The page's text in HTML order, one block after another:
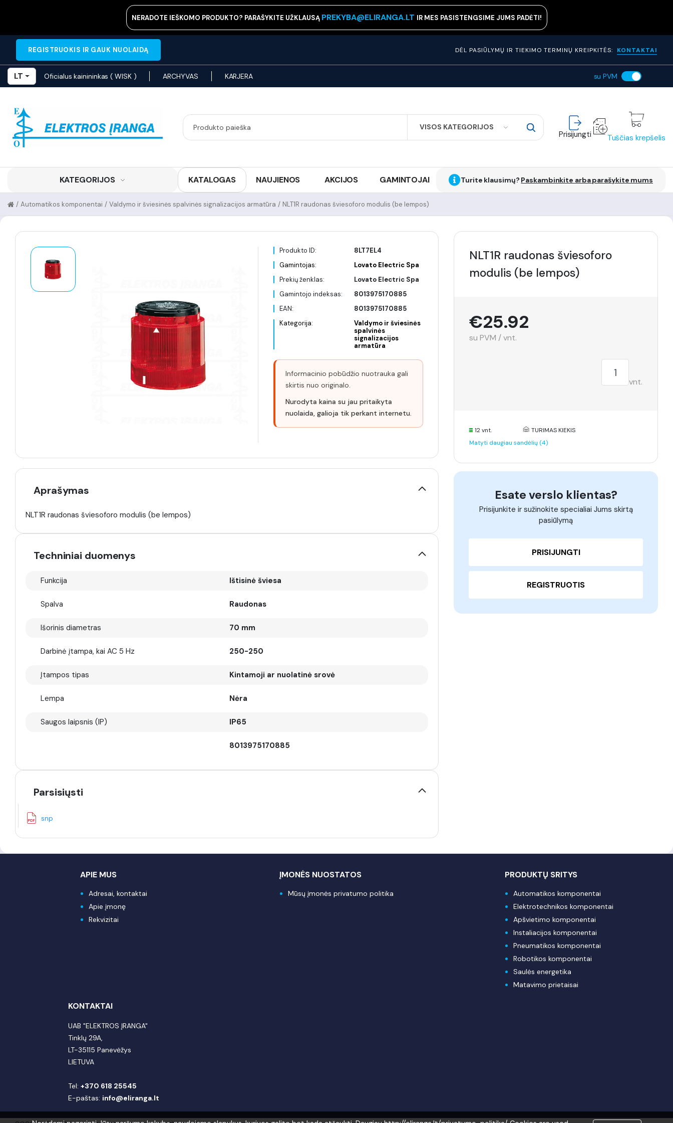
NERADOTE IEŠKOMO PRODUKTO? PARAŠYKITE UŽKLAUSĄ PREKYBA@ELIRANGA.LT IR MES PASISTENGSIME JUMS PADĖTI!
REGISTRUOKIS IR GAUK NUOLAIDĄ DĖL PASIŪLYMŲ IR TIEKIMO TERMINŲ KREIPKITĖS: KONTAKTAI
LT Oficialus kainininkas ( WISK ) ARCHYVAS KARJERA su PVM
VISOS KATEGORIJOS
SEARCH Prisijungti Tuščias krepšelis
KATEGORIJOS KATALOGAS NAUJIENOS AKCIJOS GAMINTOJAI Turite klausimų? Paskambinkite arba parašykite mums
NLT1R raudonas šviesoforo modulis (be lempos)
/
Valdymo ir šviesinės spalvinės signalizacijos armatūra
/
Automatikos komponentai
/
Produkto ID:
8LT7EL4
Gamintojas:
Lovato Electric Spa
Prekių ženklas:
Lovato Electric Spa
Gamintojo indeksas:
8013975170885
EAN:
8013975170885
Kategorija:
Valdymo ir šviesinės
spalvinės
signalizacijos
armatūra
Informacinio pobūdžio nuotrauka gali
skirtis nuo originalo.
Nurodyta kaina su jau pritaikyta
nuolaida, galioja tik perkant internetu.
Aprašymas
NLT1R raudonas šviesoforo modulis (be lempos)
Techniniai duomenys
Funkcija Ištisinė šviesa
Spalva Raudonas
Išorinis diametras 70 mm
Darbinė įtampa, kai AC 5 Hz 250-250
Įtampos tipas Kintamoji ar nuolatinė srovė
Lempa Nėra
Saugos laipsnis (IP) IP65
8013975170885
Parsisiųsti
snp
NLT1R raudonas šviesoforo
modulis (be lempos)
€25.92
su PVM / vnt.
vnt.
12 vnt.
TURIMAS KIEKIS
Matyti daugiau sandėlių (4)
Esate verslo klientas?
Prisijunkite ir sužinokite specialiai Jums skirtą
pasiūlymą
PRISIJUNGTI
REGISTRUOTIS
APIE MUS
Adresai, kontaktai
Apie įmonę
Rekvizitai
ĮMONĖS NUOSTATOS
Mūsų įmonės privatumo politika
PRODUKTŲ SRITYS
Automatikos komponentai
Elektrotechnikos komponentai
Apšvietimo komponentai
Instaliacijos komponentai
Pneumatikos komponentai
Robotikos komponentai
Saulės energetika
Matavimo prietaisai
KONTAKTAI
UAB "ELEKTROS ĮRANGA"
Tinklų 29A,
LT-35115 Panevėžys
LIETUVA
Tel:+370 618 25545
E-paštas: info@eliranga.lt